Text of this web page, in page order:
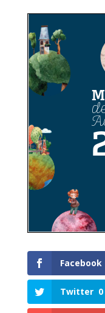
Facebook
Twitter 0